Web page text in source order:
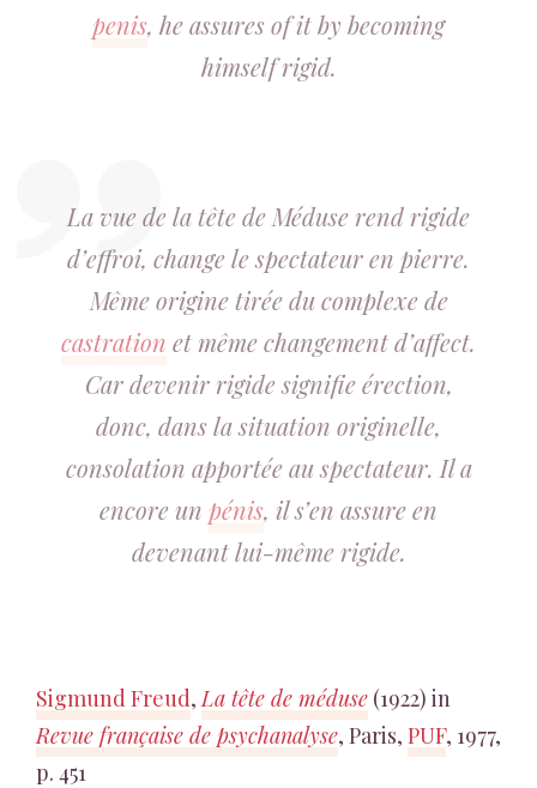
penis, he assures of it by becoming
himself rigid.
La vue de la tête de Méduse rend rigide
d’effroi, change le spectateur en pierre.
Même origine tirée du complexe de
castration et même changement d’affect.
Car devenir rigide signifie érection,
donc, dans la situation originelle,
consolation apportée au spectateur. Il a
encore un pénis, il s’en assure en
devenant lui-même rigide.
Sigmund Freud,La tête de méduse (1922) in
Revue française de psychanalyse, Paris, PUF, 1977,
p. 451